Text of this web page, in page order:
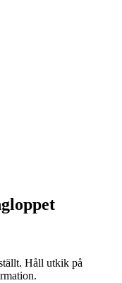
Håll utkik på